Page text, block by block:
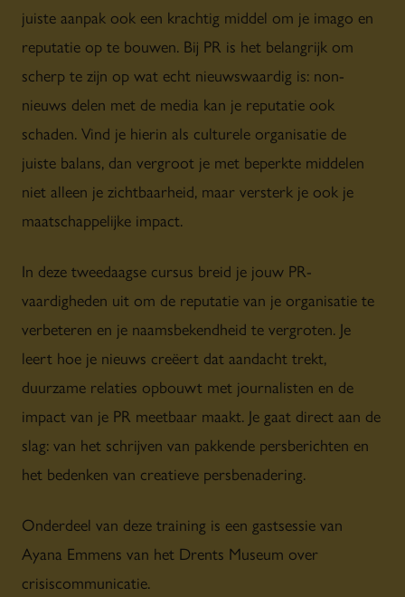
juiste aanpak ook een krachtig middel om je imago en
reputatie op te bouwen. Bij PR is het belangrijk om
scherp te zijn op wat echt nieuwswaardig is: non-
nieuws delen met de media kan je reputatie ook
schaden. Vind je hierin als culturele organisatie de
juiste balans, dan vergroot je met beperkte middelen
niet alleen je zichtbaarheid, maar versterk je ook je
maatschappelijke impact.
In deze tweedaagse cursus breid je jouw PR-
vaardigheden uit om de reputatie van je organisatie te
verbeteren en je naamsbekendheid te vergroten. Je
leert hoe je nieuws creëert dat aandacht trekt,
duurzame relaties opbouwt met journalisten en de
impact van je PR meetbaar maakt. Je gaat direct aan de
slag: van het schrijven van pakkende persberichten en
het bedenken van creatieve persbenadering.
Onderdeel van deze training is een gastsessie van
Ayana Emmens van het Drents Museum over
crisiscommunicatie.